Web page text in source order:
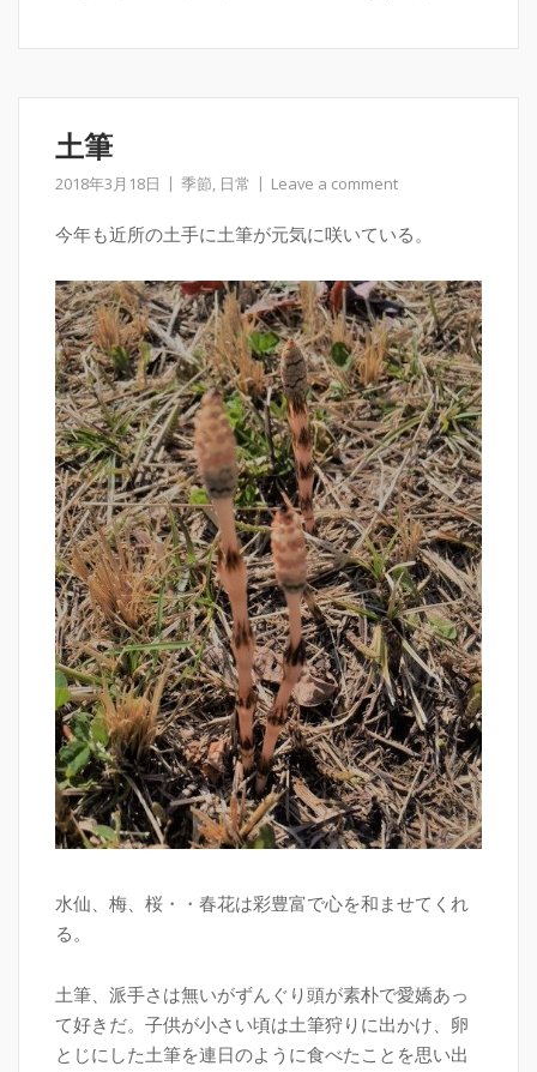
土筆
2018年3月18日 季節, 日常 Leave a comment
今年も近所の土手に土筆が元気に咲いている。
水仙、梅、桜・・春花は彩豊富で心を和ませてくれ
る。
土筆、派手さは無いがずんぐり頭が素朴で愛嬌あっ
て好きだ。子供が小さい頃は土筆狩りに出かけ、卵
とじにした土筆を連日のように食べたことを思い出